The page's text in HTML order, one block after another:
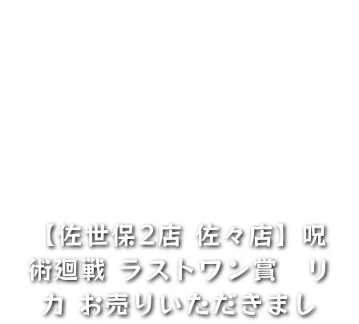
【佐世保2店 佐々店】呪
術廻戦 ラストワン賞 リ
カ お売りいただきまし